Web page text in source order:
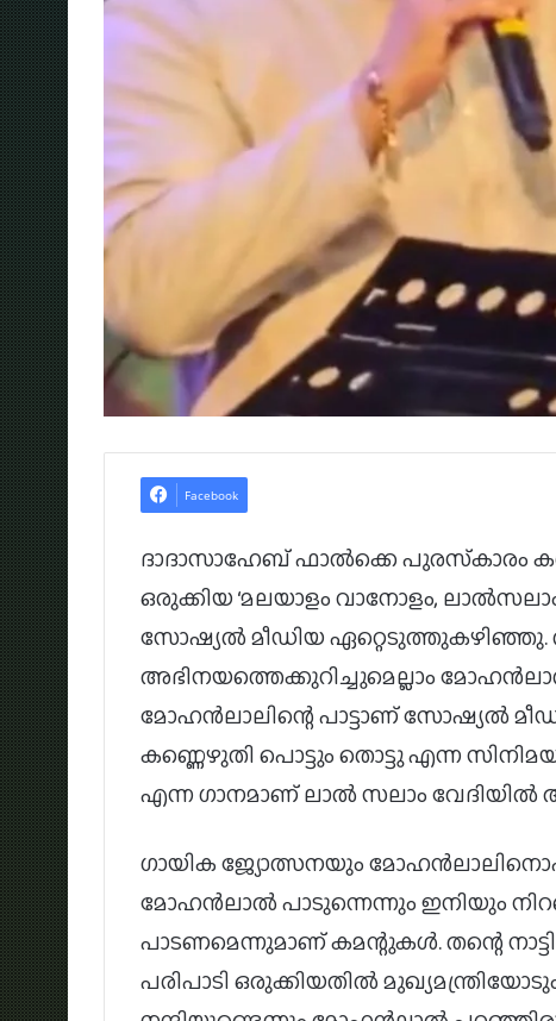
Facebook
ദാദാസാഹേബ് ഫാൽക്കെ പുരസ്‌കാരം
ഒരുക്കിയ ‘മലയാളം വാനോളം,
സോഷ്യൽ മീഡിയ ഏറ്റെടുത്തുകഴിഞ്ഞു.
അഭിനയത്തെക്കുറിച്ചുമെല്ലാം
മോഹൻലാലിന്റെ പാട്ടാണ് സോഷ്യൽ
കണ്ണെഴുതി പൊട്ടും തൊട്ടു എന്ന
എന്ന ഗാനമാണ് ലാൽ സലാം വേദിയിൽ
ഗായിക ജ്യോത്സനയും
മോഹൻലാൽ പാടുന്നെന്നും ഇനിയും
പാടണമെന്നുമാണ് കമന്റുകൾ. തന്റെ
പരിപാടി ഒരുക്കിയതില്‍